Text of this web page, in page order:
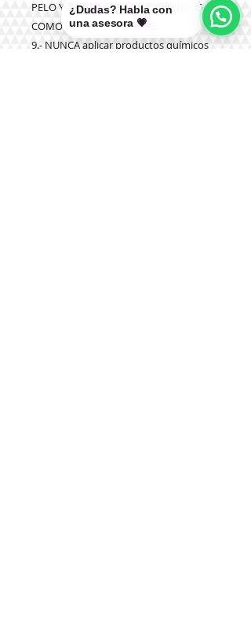
PELO Y ARTEFACTOS ELECTRÓNICOS
COMO PLANCHA Y OTROS.
9.- NUNCA aplicar productos químicos
¿Dudas? Habla con
una asesora 💗